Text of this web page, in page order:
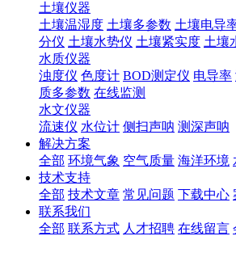
土壤仪器
土壤温湿度 土壤多参数 土壤电导
分仪 土壤水势仪 土壤紧实度 土壤
水质仪器
浊度仪 色度计 BOD测定仪 电导率
质多参数 在线监测
水文仪器
流速仪 水位计 侧扫声呐 测深声呐
解决方案
全部 环境气象 空气质量 海洋环境
技术支持
全部 技术文章 常见问题 下载中心
联系我们
全部 联系方式 人才招聘 在线留言